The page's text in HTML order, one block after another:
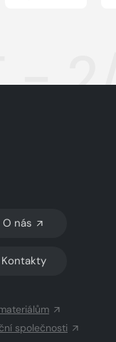
-
SVĚTLÝ/TMAVÝ REŽIM
O nás
Kontakty
společnosti